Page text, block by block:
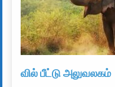
வில் பீட்டு அலுவலகம்